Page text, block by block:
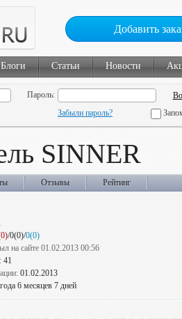
Добавить
Блоги Статьи Новости
Пароль:
Забыли пароль?
SINNER
Отзывы Рейтинг
/0(0)/0(0)
на сайте 01.02.2013 00:56
41
01.02.2013
6 месяцев 7 дней